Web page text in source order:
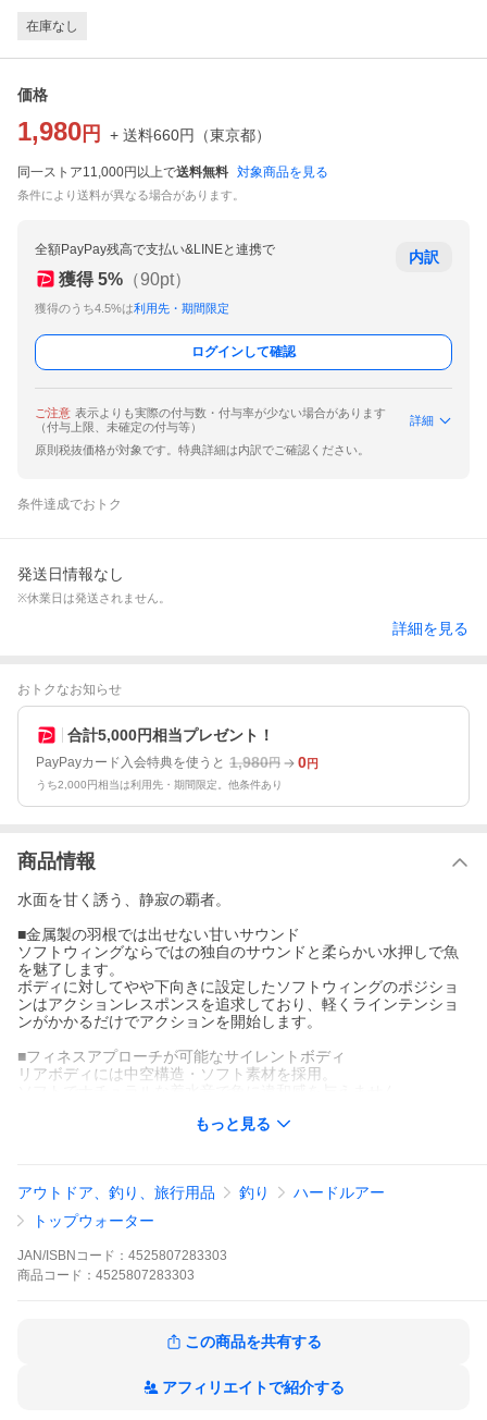
在庫なし
価格
1,980 円 + 送料660円 （東京都）
同一ストア11,000円以上で送料無料 対象商品を見る
条件により送料が異なる場合があります。
全額PayPay残高で支払い&LINEと連携で
獲得 5% （90pt）
獲得のうち4.5%は利用先・期間限定
内訳
ログインして確認
ご注意 表示よりも実際の付与数・付与率が少ない場合があります
（付与上限、未確定の付与等）
詳細
原則税抜価格が対象です。特典詳細は内訳でご確認ください。
条件達成でおトク
発送日情報なし
※休業日は発送されません。
詳細を見る
おトクなお知らせ
合計5,000円相当プレゼント！
PayPayカード入会特典を使うと 1,980円 0円
うち2,000円相当は利用先・期間限定。他条件あり
商品情報
水面を甘く誘う、静寂の覇者。
■金属製の羽根では出せない甘いサウンド
ソフトウィングならではの独自のサウンドと柔らかい水押しで魚
を魅了します。
ボディに対してやや下向きに設定したソフトウィングのポジショ
ンはアクションレスポンスを追求しており、軽くラインテンショ
ンがかかるだけでアクションを開始します。
■フィネスアプローチが可能なサイレントボディ
リアボディには中空構造・ソフト素材を採用。
すく、羽根モノにありがちなミスバイトの確率を軽減します。
■ソフトウィング
金属製の羽根では出せない甘いサウンドと柔らかい水押しで魚を
魅了します。
■ソフトボディ
■硬質樹脂ヘッド・貫通ワイヤー
硬質樹脂ヘッドと貫通ワイヤー構造を採用する事で、高い強度を
■フロントアイ特殊構
もっと見る
アウトドア、釣り、旅行用品 釣り
ハードルアー
トップウォーター
JAN/ISBNコード： 4525807283303
商品 コード： 4525807283303
この商品を共有する
アフィリエイトで紹介する